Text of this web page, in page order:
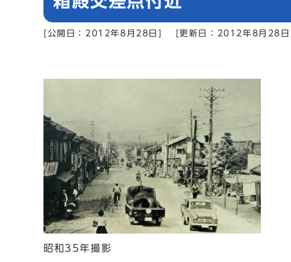
[公開日：2012年8月28日] [更新日：2012年8月28日]
昭和35年撮影